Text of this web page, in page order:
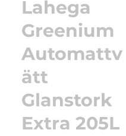
Lahega
Greenium
Automattv
ätt
Glanstork
Extra 205L